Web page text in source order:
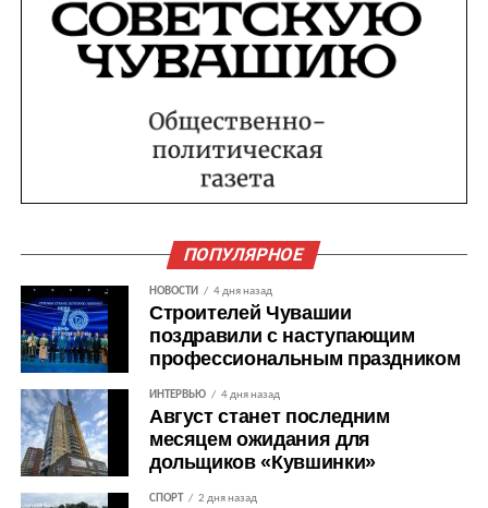
ПОПУЛЯРНОЕ
НОВОСТИ 4 дня назад
Строителей Чувашии
поздравили с наступающим
профессиональным праздником
ИНТЕРВЬЮ 4 дня назад
Август станет последним
месяцем ожидания для
дольщиков «Кувшинки»
СПОРТ 2 дня назад